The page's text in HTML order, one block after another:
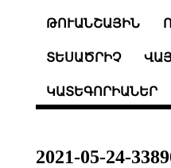
ԹՈՒԱՆՇԱՅԻՆ
ՏԵՍԱԾՐԻՉ
ԿԱՏԵԳՈՐԻԱՆԵՐ
2021-05-24-